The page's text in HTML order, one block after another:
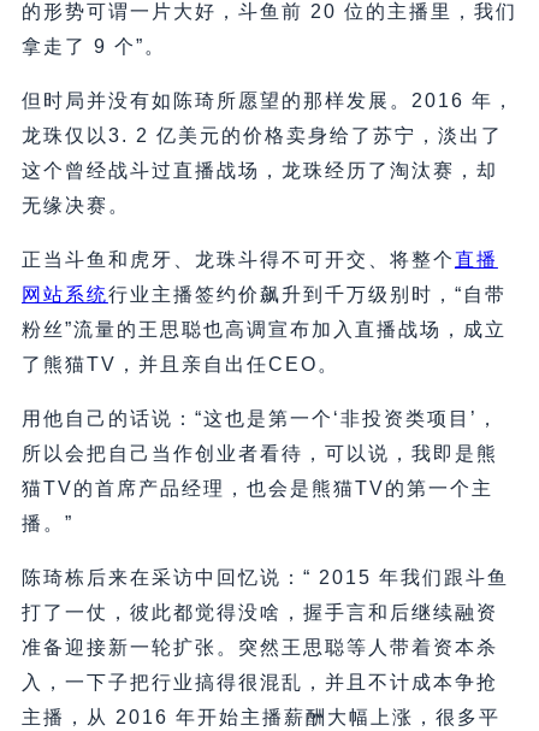
的形势可谓一片大好，斗鱼前 20 位的主播里，我们
拿走了 9 个”。
但时局并没有如陈琦所愿望的那样发展。2016 年，
龙珠仅以3. 2 亿美元的价格卖身给了苏宁，淡出了
这个曾经战斗过直播战场，龙珠经历了淘汰赛，却
无缘决赛。
正当斗鱼和虎牙、龙珠斗得不可开交、将整个直播
网站系统行业主播签约价飙升到千万级别时，“自带
粉丝”流量的王思聪也高调宣布加入直播战场，成立
了熊猫TV，并且亲自出任CEO。
用他自己的话说：“这也是第一个‘非投资类项目’，
所以会把自己当作创业者看待，可以说，我即是熊
猫TV的首席产品经理，也会是熊猫TV的第一个主
播。”
陈琦栋后来在采访中回忆说：“ 2015 年我们跟斗鱼
打了一仗，彼此都觉得没啥，握手言和后继续融资
准备迎接新一轮扩张。突然王思聪等人带着资本杀
入，一下子把行业搞得很混乱，并且不计成本争抢
主播，从 2016 年开始主播薪酬大幅上涨，很多平